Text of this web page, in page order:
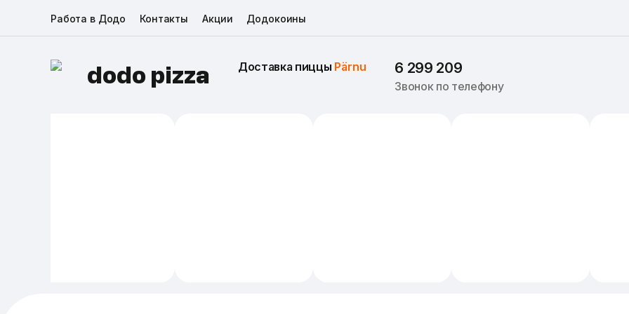
Работа в Додо Контакты Акции Додокоины
dodo pizza Доставка пиццы Pärnu 6 299 209
Звонок по телефону